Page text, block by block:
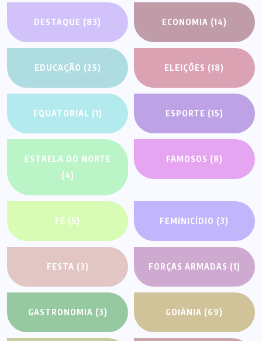
DESTAQUE (83) ECONOMIA (14)
EDUCAÇÃO (25) ELEIÇÕES (18)
EQUATORIAL (1) ESPORTE (15)
ESTRELA DO NORTE
(4)
FAMOSOS (8)
FÉ (5) FEMINICÍDIO (3)
FESTA (3) FORÇAS ARMADAS (1)
GASTRONOMIA (3) GOIÂNIA (69)